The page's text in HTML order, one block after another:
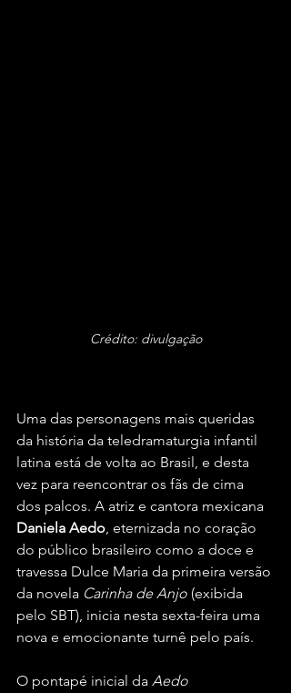
Crédito: divulgação
Uma das personagens mais queridas
da história da teledramaturgia infantil
latina está de volta ao Brasil, e desta
vez para reencontrar os fãs de cima
dos palcos. A atriz e cantora mexicana
Daniela Aedo, eternizada no coração
do público brasileiro como a doce e
travessa Dulce Maria da primeira versão
da novela Carinha de Anjo (exibida
pelo SBT), inicia nesta sexta-feira uma
nova e emocionante turnê pelo país.
O pontapé inicial da Aedo